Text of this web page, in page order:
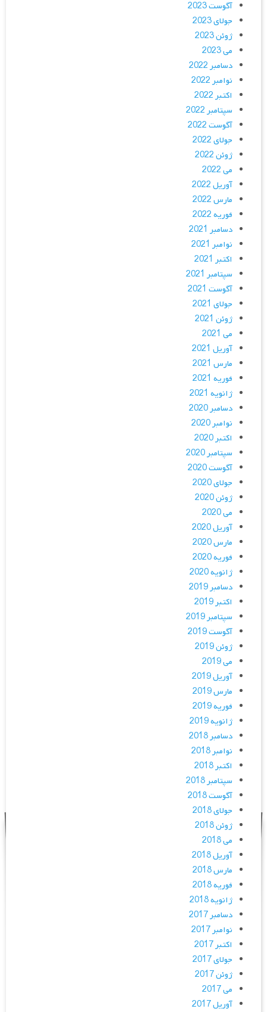
آگوست 2023
جولای 2023
ژوئن 2023
می 2023
دسامبر 2022
نوامبر 2022
اکتبر 2022
سپتامبر 2022
آگوست 2022
جولای 2022
ژوئن 2022
می 2022
آوریل 2022
مارس 2022
فوریه 2022
دسامبر 2021
نوامبر 2021
اکتبر 2021
سپتامبر 2021
آگوست 2021
جولای 2021
ژوئن 2021
می 2021
آوریل 2021
مارس 2021
فوریه 2021
ژانویه 2021
دسامبر 2020
نوامبر 2020
اکتبر 2020
سپتامبر 2020
آگوست 2020
جولای 2020
ژوئن 2020
می 2020
آوریل 2020
مارس 2020
فوریه 2020
ژانویه 2020
دسامبر 2019
اکتبر 2019
سپتامبر 2019
آگوست 2019
ژوئن 2019
می 2019
آوریل 2019
مارس 2019
فوریه 2019
ژانویه 2019
دسامبر 2018
نوامبر 2018
اکتبر 2018
سپتامبر 2018
آگوست 2018
جولای 2018
ژوئن 2018
می 2018
آوریل 2018
مارس 2018
فوریه 2018
ژانویه 2018
دسامبر 2017
نوامبر 2017
اکتبر 2017
جولای 2017
ژوئن 2017
می 2017
آوریل 2017